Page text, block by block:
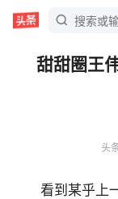
甜甜圈王
头
看到某乎上